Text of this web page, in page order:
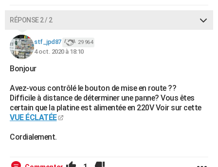
RÉPONSE 2 / 2
stf_jpd87 29 964
4 oct. 2020 à 18:10
Bonjour
Avez-vous contrôlé le bouton de mise en route ??
Difficile à distance de déterminer une panne? Vous êtes
certain que la platine est alimentée en 220V Voir sur cette
VUE ÉCLATÉE
Cordialement.